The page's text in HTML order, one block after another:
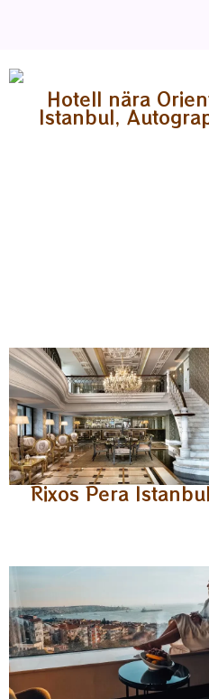
Hotell nära
Istanbul,
Rixos Pera